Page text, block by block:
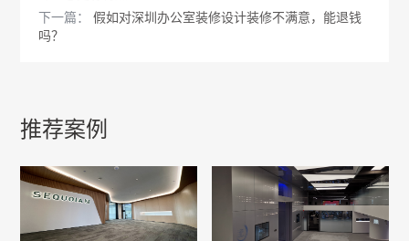
下一篇：假如对深圳办公室装修设计装修不满意，能退钱
吗？
推荐案例